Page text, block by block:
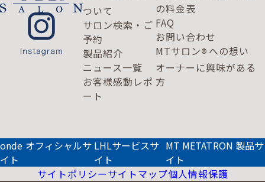
ついて
サロン検索・ご
予約
製品紹介
ニュース一覧
お客様感動レポ
ート
の料金表
FAQ
お問い合わせ
MTサロン® への想い
オーナーに興味がある
方
onde オフィシャルサ
イト
LHLサービスサ
イト
MT METATRON 製品サ
イト
サイトポリシーサイトマップ個人情報保護